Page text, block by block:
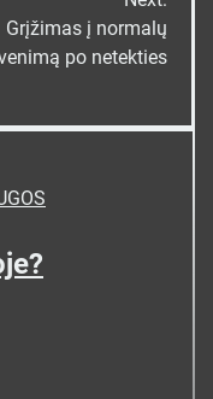
Grįžimas į normalų
po netekties